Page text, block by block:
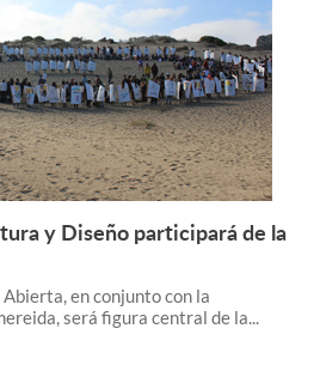
Leer más +
y Diseño participará de la
en conjunto con la
será figura central de la...